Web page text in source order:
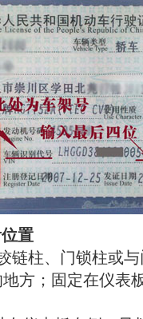
置
链柱、门锁柱或
方；固定在仪表